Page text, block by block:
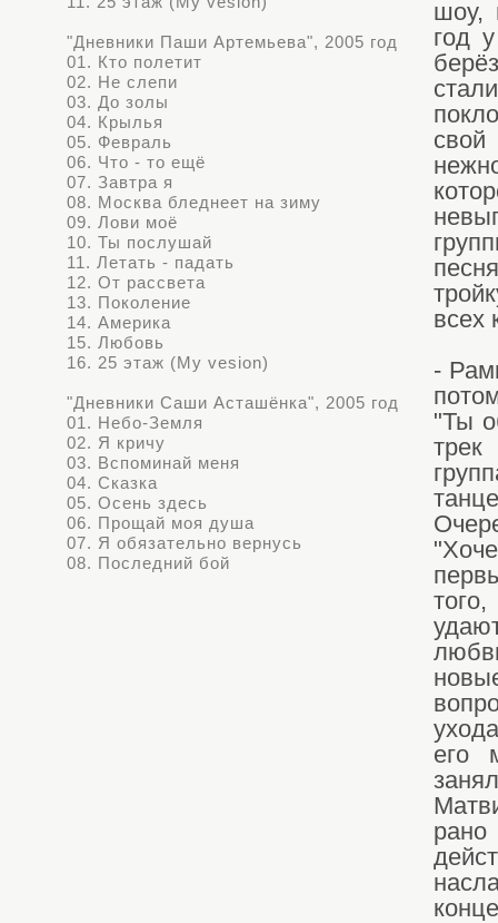
шоу,
год
всех
-
"Ты
его
"Дневники Паши Артемьева", 2005 год
01. Кто полетит
02. Не слепи
03. До золы
04. Крылья
05. Февраль
06. Что - то ещё
07. Завтра я
08. Москва бледнеет на зиму
09. Лови моё
10. Ты послушай
11. Летать - падать
12. От рассвета
13. Поколение
14. Америка
15. Любовь
16. 25 этаж (My vesion)
"Дневники Саши Асташёнка", 2005 год
01. Небо-Земля
02. Я кричу
03. Вспоминай меня
04. Сказка
05. Осень здесь
06. Прощай моя душа
07. Я обязательно вернусь
08. Последний бой